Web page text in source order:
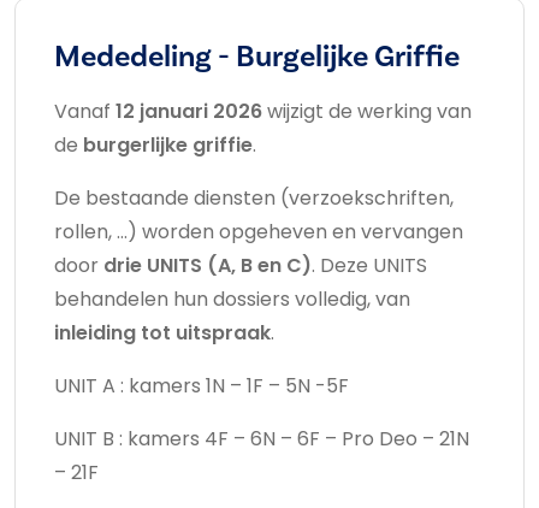
Mededeling - Burgelijke Griffie
Vanaf 12 januari 2026wijzigt de werking van
de burgerlijke griffie.
De bestaande diensten (verzoekschriften,
rollen, …) worden opgeheven en vervangen
door drie UNITS (A, B en C). Deze UNITS
behandelen hun dossiers volledig, van
inleiding tot uitspraak.
UNIT A : kamers 1N – 1F – 5N -5F
UNIT B : kamers 4F – 6N – 6F – Pro Deo – 21N
– 21F